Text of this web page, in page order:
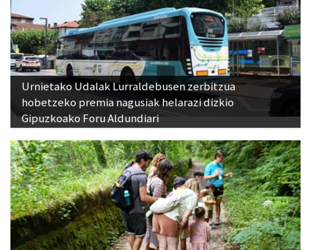
Urnietako Udalak Lurraldebusen zerbitzua
hobetzeko premia nagusiak helarazi dizkio
Gipuzkoako Foru Aldundiari